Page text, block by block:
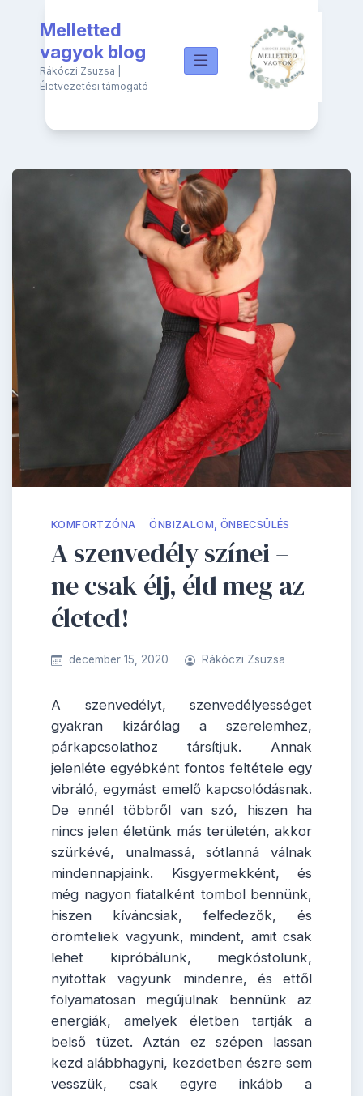
content
Melletted
vagyok blog
Rákóczi Zsuzsa |
Életvezetési támogató
KOMFORTZÓNA ÖNBIZALOM, ÖNBECSÜLÉS
A szenvedély színei –
ne csak élj, éld meg az
életed!
december 15, 2020 Rákóczi Zsuzsa
A szenvedélyt, szenvedélyességet
gyakran kizárólag a szerelemhez,
párkapcsolathoz társítjuk. Annak
jelenléte egyébként fontos feltétele egy
vibráló, egymást emelő kapcsolódásnak.
De ennél többről van szó, hiszen ha
nincs jelen életünk más területén, akkor
szürkévé, unalmassá, sótlanná válnak
mindennapjaink. Kisgyermekként, és
még nagyon fiatalként tombol bennünk,
hiszen kíváncsiak, felfedezők, és
örömteliek vagyunk, mindent, amit csak
lehet kipróbálunk, megkóstolunk,
nyitottak vagyunk mindenre, és ettől
folyamatosan megújulnak bennünk az
energiák, amelyek életben tartják a
belső tüzet. Aztán ez szépen lassan
kezd alábbhagyni, kezdetben észre sem
vesszük, csak egyre inkább a